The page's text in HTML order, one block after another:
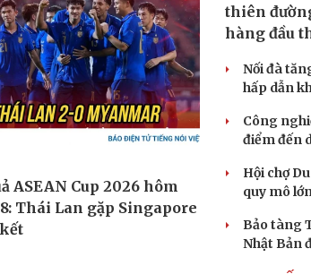
thiên
hàng đầu
Nối đà
hấp dẫn
Công
điểm đến
Hội chợ
quy mô
Bảo tàng
Nhật Bản